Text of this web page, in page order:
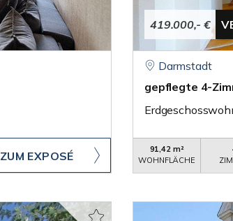
ZUM EXPOSÉ
419.000,- €
Darmstadt
gepflegte 4-
91,42 m²
WOHNFLÄCHE